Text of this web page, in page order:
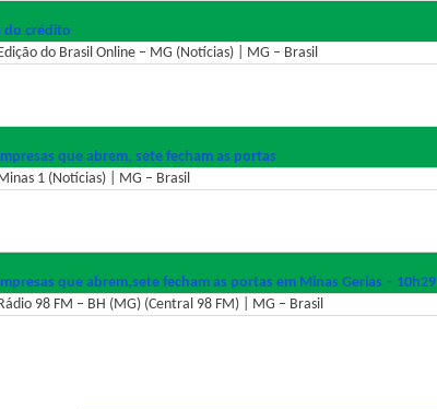
do crédito
do Brasil Online – MG (Notícias) | MG – Brasil
que abrem, sete fecham as portas
1 (Notícias) | MG – Brasil
que abrem,sete fecham as portas em Minas Gerias – 10h29
98 FM – BH (MG) (Central 98 FM) | MG – Brasil